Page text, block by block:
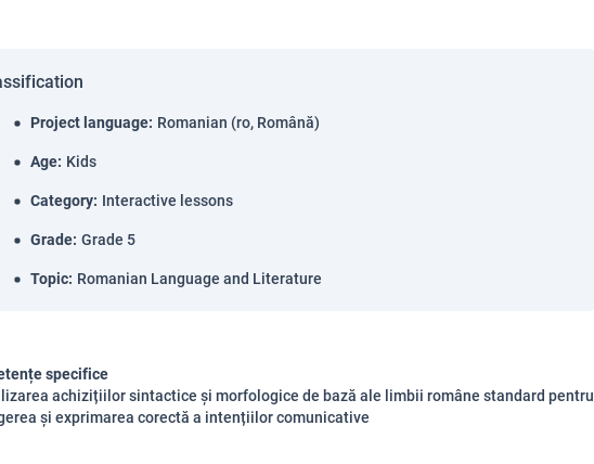
Project language: Romanian (ro, Română)
Age: Kids
Category: Interactive lessons
Grade: Grade 5
Topic: Romanian Language and Literature
specifice
achizițiilor sintactice și morfologice de bază ale limbii române standard pentru
și exprimarea corectă a intențiilor comunicative